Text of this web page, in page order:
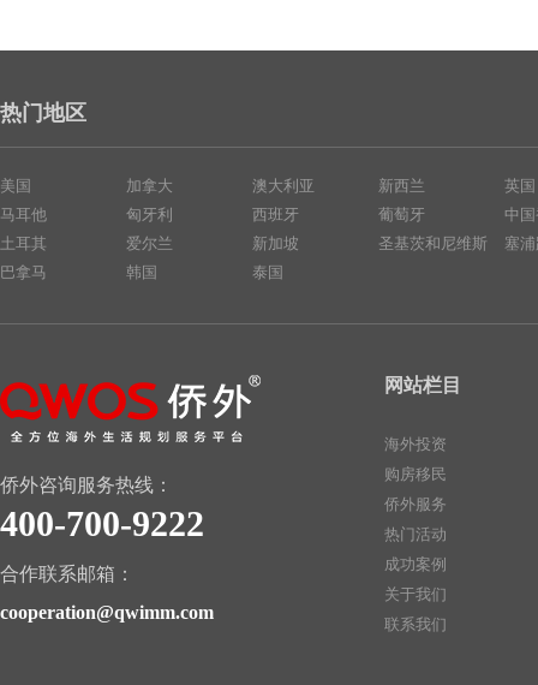
热门地区
美国
马耳他
土耳其
巴拿马
加拿大
匈牙利
爱尔兰
韩国
澳大利亚
西班牙
新加坡
泰国
新西兰
葡萄牙
圣基茨和尼维斯
英国
中
塞
侨外咨询服务热线：
400-700-9222
合作联系邮箱：
cooperation@qwimm.com
网站栏目
海外投资
购房移民
侨外服务
热门活动
成功案例
关于我们
联系我们